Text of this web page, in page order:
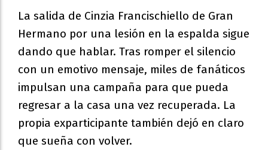
La salida de Cinzia Francischiello de Gran
Hermano por una lesión en la espalda sigue
dando que hablar. Tras romper el silencio
con un emotivo mensaje, miles de fanáticos
impulsan una campaña para que pueda
regresar a la casa una vez recuperada. La
propia exparticipante también dejó en claro
que sueña con volver.